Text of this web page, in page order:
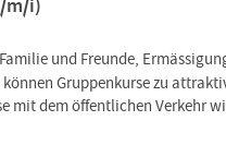
m/i)
und Freunde,
Gruppenkurse zu
mit dem öffentlichen Verkehr